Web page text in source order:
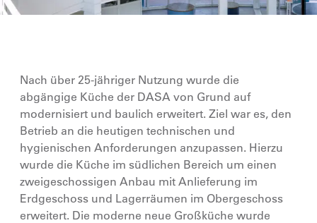
Nach über 25-jähriger Nutzung wurde die
abgängige Küche der DASA von Grund auf
modernisiert und baulich erweitert. Ziel war es, den
Betrieb an die heutigen technischen und
hygienischen Anforderungen anzupassen. Hierzu
wurde die Küche im südlichen Bereich um einen
zweigeschossigen Anbau mit Anlieferung im
Erdgeschoss und Lagerräumen im Obergeschoss
erweitert. Die moderne neue Großküche wurde